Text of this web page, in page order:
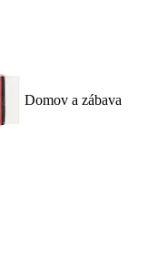
Domov a zábava